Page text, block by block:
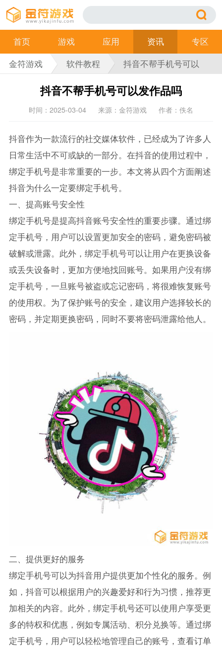
首页 游戏 应用 资讯
专区
金符游戏
软件教程
抖音不帮手机号可以
发作品吗
抖音不帮手机号可以发作品吗
时间：2025-03-04 来源：金符游戏 作者：佚名
抖音作为一款流行的社交媒体软件，已经成为了许多人
日常生活中不可或缺的一部分。在抖音的使用过程中，
绑定手机号是非常重要的一步。本文将从四个方面阐述
抖音为什么一定要绑定手机号。
一、提高账号安全性
绑定手机号是提高抖音账号安全性的重要步骤。通过绑
定手机号，用户可以设置更加安全的密码，避免密码被
破解或泄露。此外，绑定手机号可以让用户在更换设备
或丢失设备时，更加方便地找回账号。如果用户没有绑
定手机号，一旦账号被盗或忘记密码，将很难恢复账号
的使用权。为了保护账号的安全，建议用户选择较长的
密码，并定期更换密码，同时不要将密码泄露给他人。
二、提供更好的服务
绑定手机号可以为抖音用户提供更加个性化的服务。例
如，抖音可以根据用户的兴趣爱好和行为习惯，推荐更
加相关的内容。此外，绑定手机号还可以使用户享受更
多的特权和优惠，例如专属活动、积分兑换等。通过绑
定手机号，用户可以轻松地管理自己的账号，查看订单